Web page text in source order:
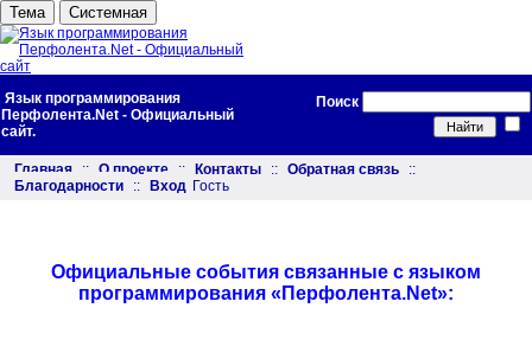
Тема Системная
Язык программирования
Перфолента.Net - Официальный
сайт.
Поиск
Главная :: О проекте :: Контакты :: Обратная связь
::
Благодарности
:: Вход Гость
Официальные события связанные с языком
программирования «Перфолента.Net»: